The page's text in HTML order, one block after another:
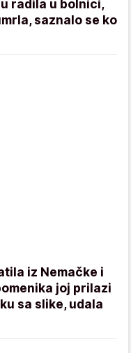
radila u bolnici,
saznalo se ko
iz Nemačke i
joj prilazi
sa slike, udala